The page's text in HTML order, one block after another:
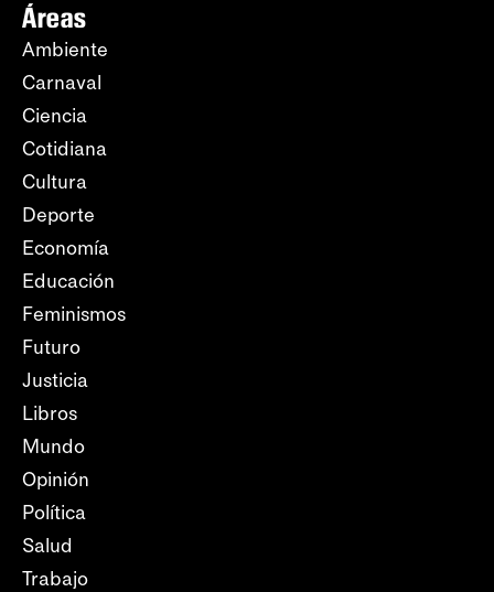
Áreas
Ambiente
Carnaval
Ciencia
Cotidiana
Cultura
Deporte
Economía
Educación
Feminismos
Futuro
Justicia
Libros
Mundo
Opinión
Política
Salud
Trabajo